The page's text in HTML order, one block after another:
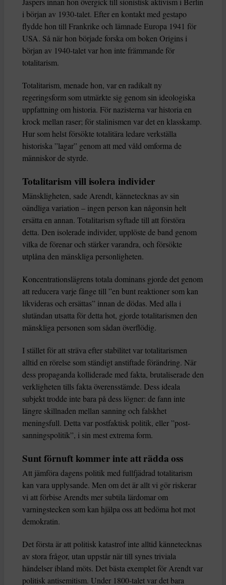
i början av 1930-talet. Efter en kontakt med gestapo
flydde hon till Frankrike och lämnade Europa 1941 för
USA. Så när hon började forska om boken Origins i
början av 1940-talet var hon inte främmande för
totalitarism.
Totalitarism, menade hon, var en radikalt ny
regeringsform som utmärkte sig genom sin ideologiska
uppfattning om historia. För nazisterna var historia en
krock mellan raser; för stalinismen var det en klasskamp.
Hur som helst försökte totalitära ledare verkställa
historiska ”lagar” genom att med våld omforma de
människor de styrde.
Totalitarism vill isolera individer
Mänskligheten, sade Arendt, kännetecknas av sin
oändliga variation – ingen person kan någonsin helt
ersätta en annan. Totalitarism syftade till att förstöra
detta. Den isolerade individer, upplöste de band genom
vilka de förenar och stärker varandra, och försökte
utplåna den mänskliga personligheten.
Koncentrationslägrens totala dominans gjorde det genom
att reducera varje fånge till ”en bunt reaktioner som kan
likvideras och ersättas” innan de dödas. Med alla i
slutändan utsatta för detta hot, gjorde totalitarismen den
mänskliga personen som sådan överflödig.
I stället för att sträva efter stabilitet var totalitarismen
alltid en rörelse som ständigt anstiftade förändring. När
dess propaganda kolliderade med fakta, brutaliserade den
verkligheten tills fakta överensstämde. Dess ideala
subjekt trodde inte bara på dess lögner: de fann inte
längre skillnaden mellan sanning och falskhet
meningsfull. Detta var postfaktisk politik, eller ”post-
sanningspolitik”, i sin mest extrema form.
Sunt förnuft kommer inte att rädda oss
Att jämföra dagens politik med fullfjädrad totalitarism
kan vara upplysande. Men om det är allt vi gör riskerar
vi att förbise Arendts mer subtila lärdomar om
varningstecken som kan hjälpa oss att bedöma hot mot
demokratin.
Det första är att politisk katastrof inte alltid kännetecknas
av stora frågor, utan uppstår när till synes triviala
händelser ibland möts. Det bästa exemplet för Arendt var
politisk antisemitism. Under 1800-talet var det bara